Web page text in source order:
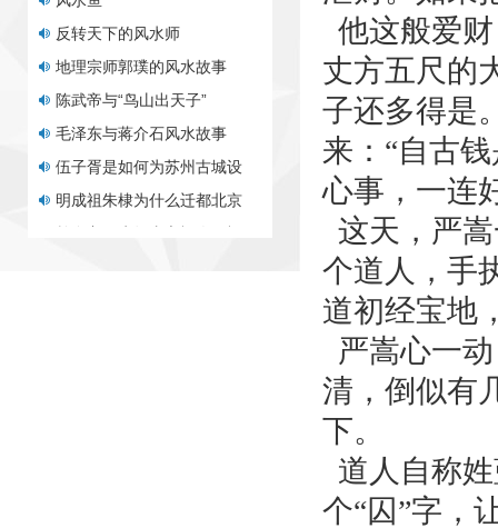
陈武帝与“鸟山出天子”
毛泽东与蒋介石风水故事
伍子胥是如何为苏州古城设
明成祖朱棣为什么迁都北京
赖布衣风水故事之福人居福
晋商大院有怎样的风水布局
他这般爱
丈方五尺的
子还多得是
来：“自古
心事，一连
这天，严
个道人，手
道初经宝地
严嵩心一
清，倒似有
下。
道人自称
个“囚”字，